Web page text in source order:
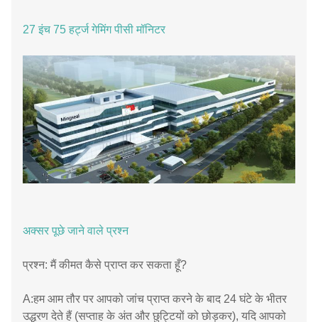
27 इंच 75 हर्ट्ज गेमिंग पीसी मॉनिटर
अक्सर पूछे जाने वाले प्रश्न
प्रश्न: मैं कीमत कैसे प्राप्त कर सकता हूँ?
A:हम आम तौर पर आपको जांच प्राप्त करने के बाद 24 घंटे के भीतर
उद्धरण देते हैं (सप्ताह के अंत और छुट्टियों को छोड़कर), यदि आपको